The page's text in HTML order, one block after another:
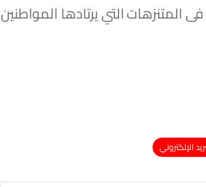
التي يرتادها المواطنين
الإلكتروني